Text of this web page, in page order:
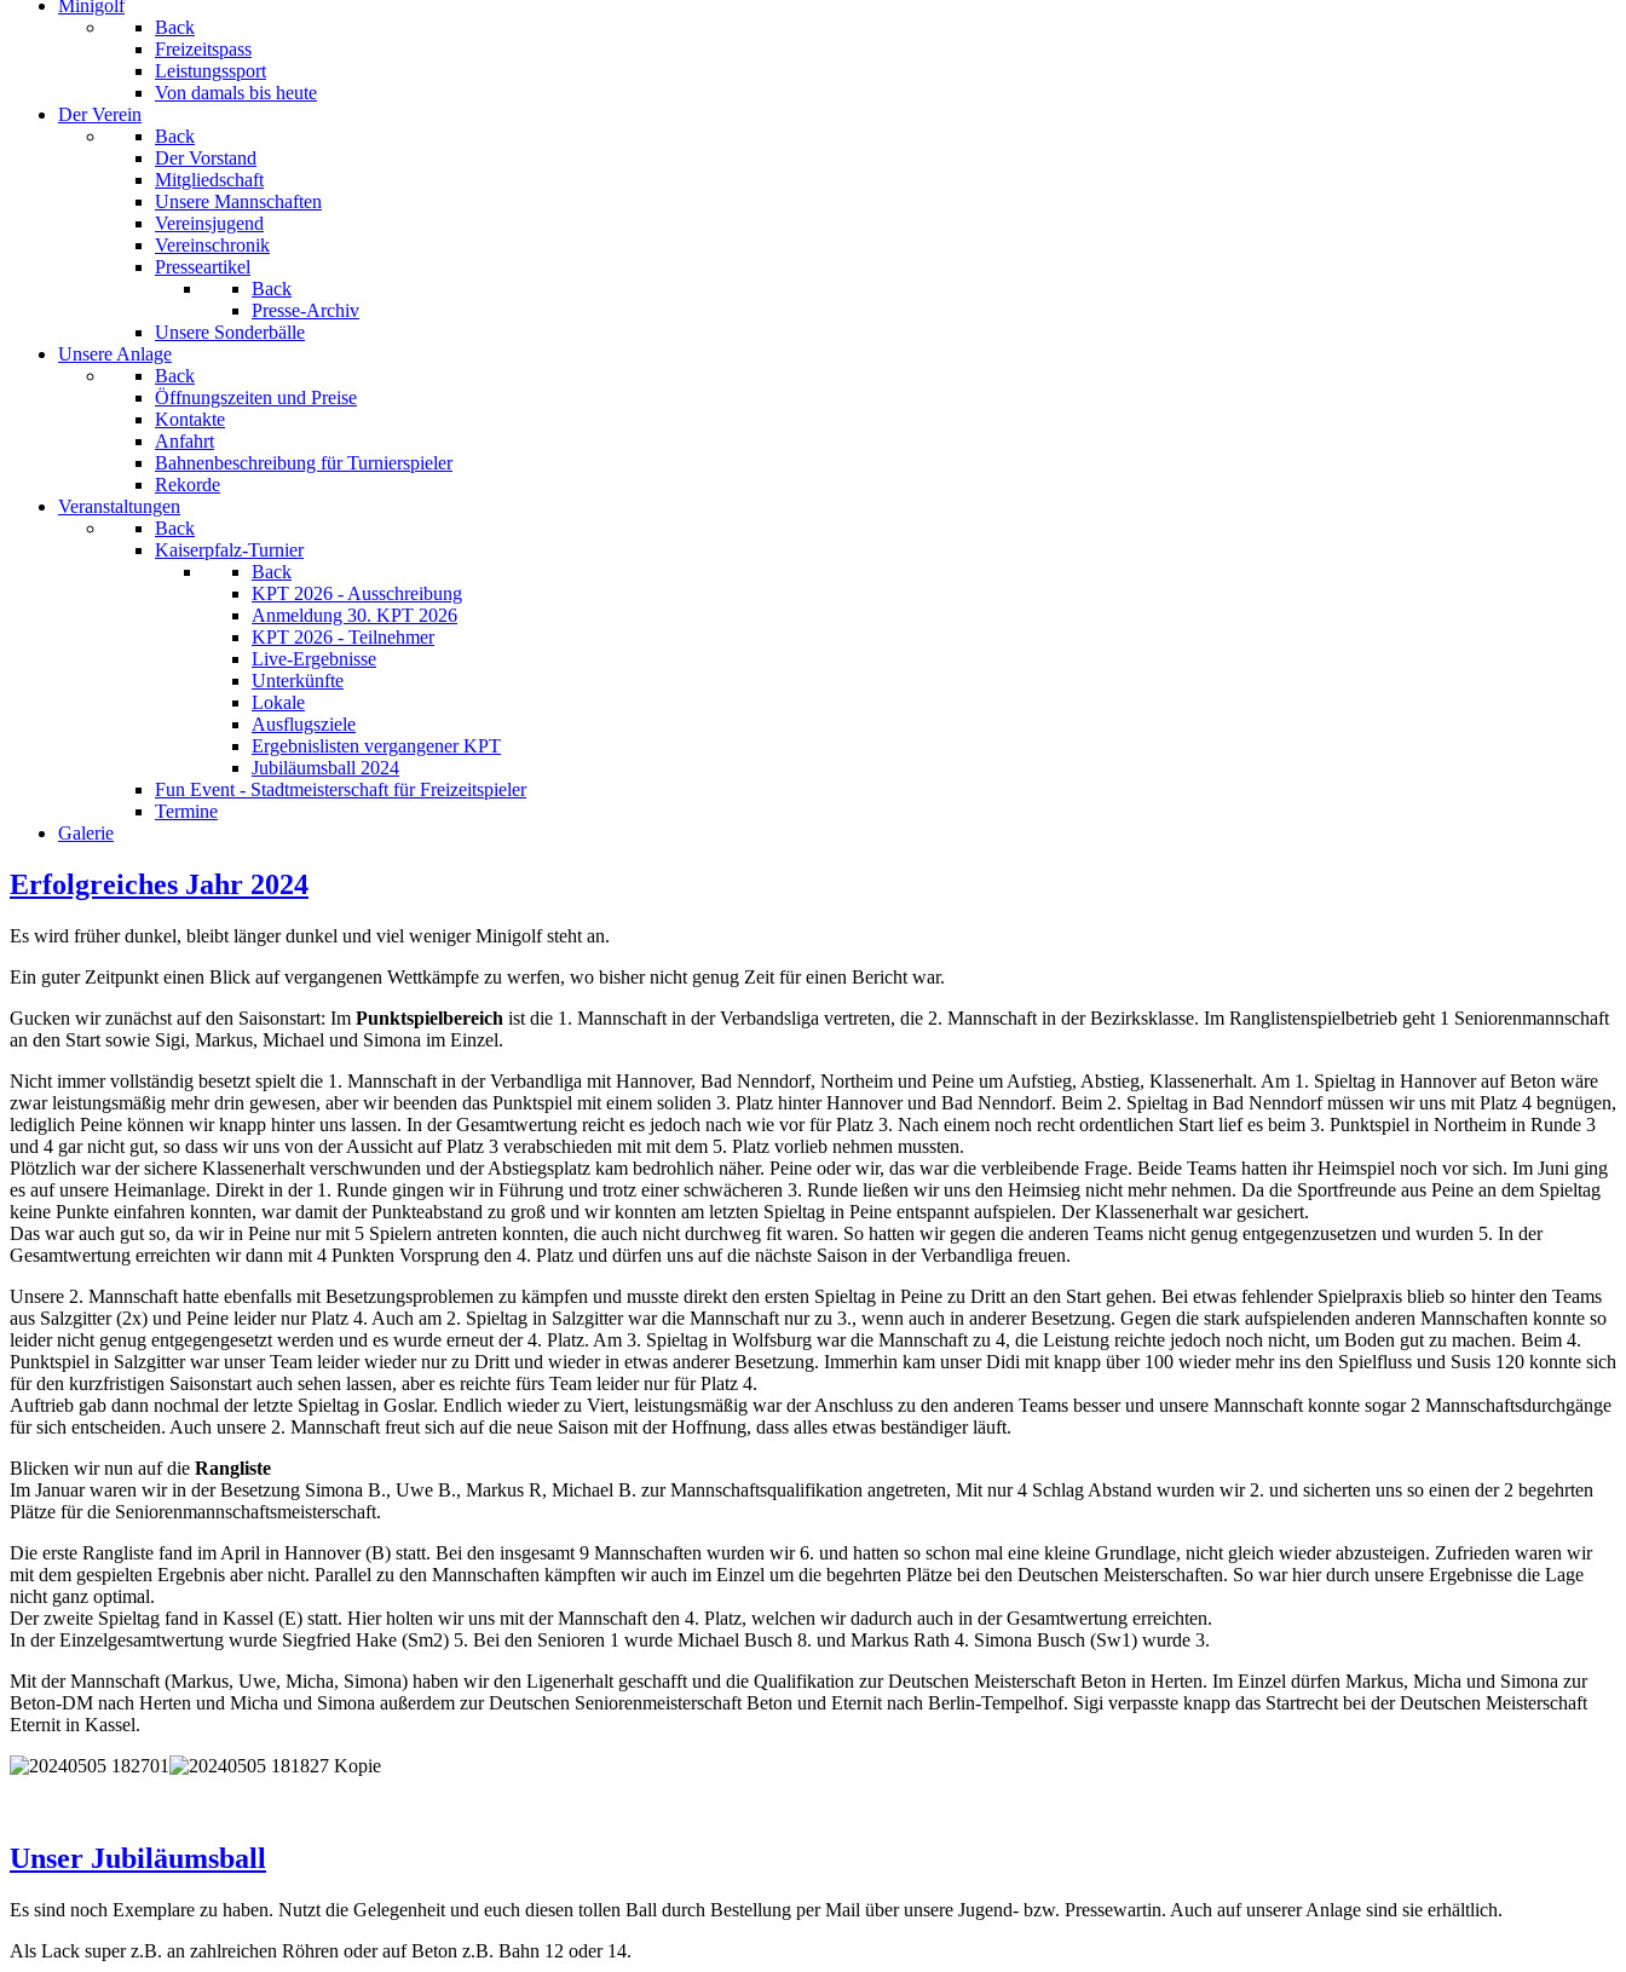
Minigolf
Back
Freizeitspass
Leistungssport
Von damals bis heute
Der Verein
Back
Der Vorstand
Mitgliedschaft
Unsere Mannschaften
Vereinsjugend
Vereinschronik
Presseartikel
Back
Presse-Archiv
Unsere Sonderbälle
Unsere Anlage
Back
Öffnungszeiten und Preise
Kontakte
Anfahrt
Bahnenbeschreibung für Turnierspieler
Rekorde
Veranstaltungen
Back
Kaiserpfalz-Turnier
Back
KPT 2026 - Ausschreibung
Anmeldung 30. KPT 2026
KPT 2026 - Teilnehmer
Live-Ergebnisse
Unterkünfte
Lokale
Ausflugsziele
Ergebnislisten vergangener KPT
Jubiläumsball 2024
Fun Event - Stadtmeisterschaft für Freizeitspieler
Termine
Galerie
Erfolgreiches Jahr 2024
Es wird früher dunkel, bleibt länger dunkel und viel weniger Minigolf steht an.
Ein guter Zeitpunkt einen Blick auf vergangenen Wettkämpfe zu werfen, wo bisher nicht genug Zeit für einen Bericht war.
Gucken wir zunächst auf den Saisonstart: Im Punktspielbereich ist die 1. Mannschaft in der Verbandsliga vertreten, die 2. Mannschaft in der Bezirksklasse. Im Ranglistenspielbetrieb geht 1 Seniorenmannschaft
an den Start sowie Sigi, Markus, Michael und Simona im Einzel.
Nicht immer vollständig besetzt spielt die 1. Mannschaft in der Verbandliga mit Hannover, Bad Nenndorf, Northeim und Peine um Aufstieg, Abstieg, Klassenerhalt. Am 1. Spieltag in Hannover auf Beton wäre
zwar leistungsmäßig mehr drin gewesen, aber wir beenden das Punktspiel mit einem soliden 3. Platz hinter Hannover und Bad Nenndorf. Beim 2. Spieltag in Bad Nenndorf müssen wir uns mit Platz 4 begnügen,
lediglich Peine können wir knapp hinter uns lassen. In der Gesamtwertung reicht es jedoch nach wie vor für Platz 3. Nach einem noch recht ordentlichen Start lief es beim 3. Punktspiel in Northeim in Runde 3
und 4 gar nicht gut, so dass wir uns von der Aussicht auf Platz 3 verabschieden mit mit dem 5. Platz vorlieb nehmen mussten.
Plötzlich war der sichere Klassenerhalt verschwunden und der Abstiegsplatz kam bedrohlich näher. Peine oder wir, das war die verbleibende Frage. Beide Teams hatten ihr Heimspiel noch vor sich. Im Juni ging
es auf unsere Heimanlage. Direkt in der 1. Runde gingen wir in Führung und trotz einer schwächeren 3. Runde ließen wir uns den Heimsieg nicht mehr nehmen. Da die Sportfreunde aus Peine an dem Spieltag
keine Punkte einfahren konnten, war damit der Punkteabstand zu groß und wir konnten am letzten Spieltag in Peine entspannt aufspielen. Der Klassenerhalt war gesichert.
Das war auch gut so, da wir in Peine nur mit 5 Spielern antreten konnten, die auch nicht durchweg fit waren. So hatten wir gegen die anderen Teams nicht genug entgegenzusetzen und wurden 5. In der
Gesamtwertung erreichten wir dann mit 4 Punkten Vorsprung den 4. Platz und dürfen uns auf die nächste Saison in der Verbandliga freuen.
Unsere 2. Mannschaft hatte ebenfalls mit Besetzungsproblemen zu kämpfen und musste direkt den ersten Spieltag in Peine zu Dritt an den Start gehen. Bei etwas fehlender Spielpraxis blieb so hinter den Teams
aus Salzgitter (2x) und Peine leider nur Platz 4. Auch am 2. Spieltag in Salzgitter war die Mannschaft nur zu 3., wenn auch in anderer Besetzung. Gegen die stark aufspielenden anderen Mannschaften konnte so
leider nicht genug entgegengesetzt werden und es wurde erneut der 4. Platz. Am 3. Spieltag in Wolfsburg war die Mannschaft zu 4, die Leistung reichte jedoch noch nicht, um Boden gut zu machen. Beim 4.
Punktspiel in Salzgitter war unser Team leider wieder nur zu Dritt und wieder in etwas anderer Besetzung. Immerhin kam unser Didi mit knapp über 100 wieder mehr ins den Spielfluss und Susis 120 konnte sich
für den kurzfristigen Saisonstart auch sehen lassen, aber es reichte fürs Team leider nur für Platz 4.
Auftrieb gab dann nochmal der letzte Spieltag in Goslar. Endlich wieder zu Viert, leistungsmäßig war der Anschluss zu den anderen Teams besser und unsere Mannschaft konnte sogar 2 Mannschaftsdurchgänge
für sich entscheiden. Auch unsere 2. Mannschaft freut sich auf die neue Saison mit der Hoffnung, dass alles etwas beständiger läuft.
Blicken wir nun auf die Rangliste
Im Januar waren wir in der Besetzung Simona B., Uwe B., Markus R, Michael B. zur Mannschaftsqualifikation angetreten, Mit nur 4 Schlag Abstand wurden wir 2. und sicherten uns so einen der 2 begehrten
Plätze für die Seniorenmannschaftsmeisterschaft.
Die erste Rangliste fand im April in Hannover (B) statt. Bei den insgesamt 9 Mannschaften wurden wir 6. und hatten so schon mal eine kleine Grundlage, nicht gleich wieder abzusteigen. Zufrieden waren wir
mit dem gespielten Ergebnis aber nicht. Parallel zu den Mannschaften kämpften wir auch im Einzel um die begehrten Plätze bei den Deutschen Meisterschaften. So war hier durch unsere Ergebnisse die Lage
nicht ganz optimal.
Der zweite Spieltag fand in Kassel (E) statt. Hier holten wir uns mit der Mannschaft den 4. Platz, welchen wir dadurch auch in der Gesamtwertung erreichten.
In der Einzelgesamtwertung wurde Siegfried Hake (Sm2) 5. Bei den Senioren 1 wurde Michael Busch 8. und Markus Rath 4. Simona Busch (Sw1) wurde 3.
Mit der Mannschaft (Markus, Uwe, Micha, Simona) haben wir den Ligenerhalt geschafft und die Qualifikation zur Deutschen Meisterschaft Beton in Herten. Im Einzel dürfen Markus, Micha und Simona zur
Beton-DM nach Herten und Micha und Simona außerdem zur Deutschen Seniorenmeisterschaft Beton und Eternit nach Berlin-Tempelhof. Sigi verpasste knapp das Startrecht bei der Deutschen Meisterschaft
Eternit in Kassel.
Unser Jubiläumsball
Es sind noch Exemplare zu haben. Nutzt die Gelegenheit und euch diesen tollen Ball durch Bestellung per Mail über unsere Jugend- bzw. Pressewartin. Auch auf unserer Anlage sind sie erhältlich.
Als Lack super z.B. an zahlreichen Röhren oder auf Beton z.B. Bahn 12 oder 14.